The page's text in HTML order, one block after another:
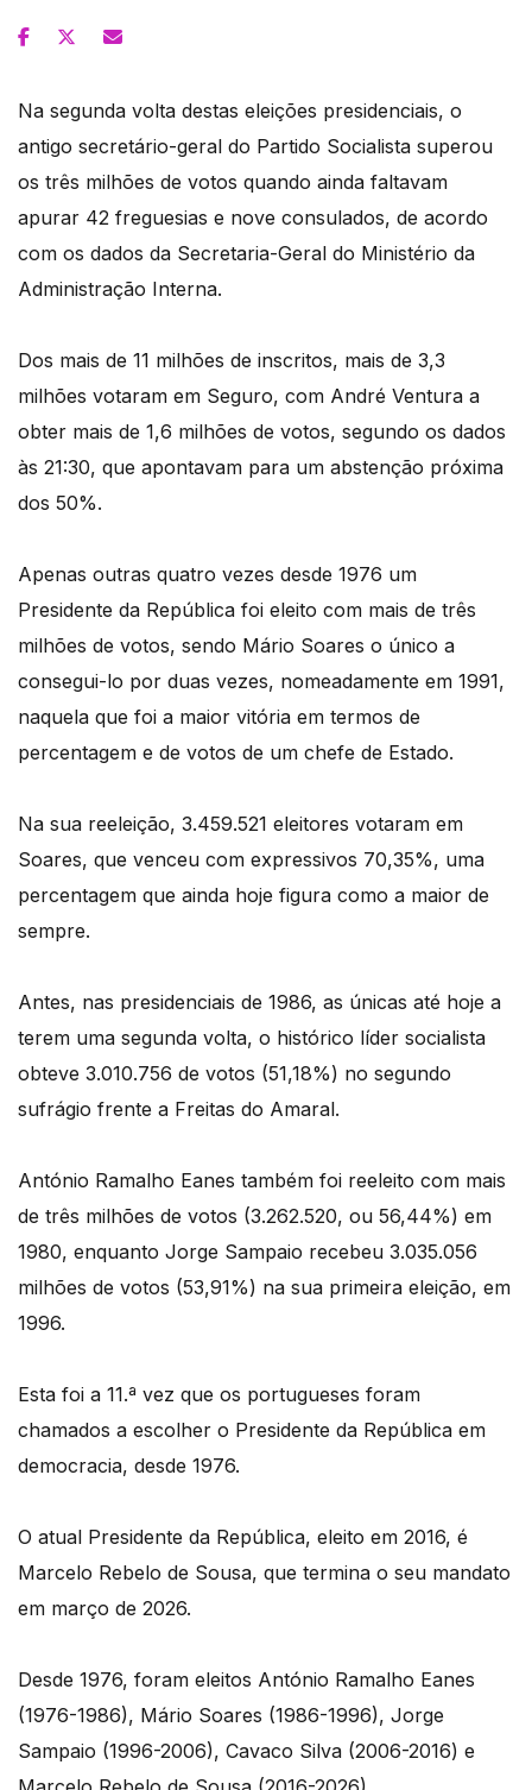
Na segunda volta destas eleições presidenciais, o
antigo secretário-geral do Partido Socialista superou
os três milhões de votos quando ainda faltavam
apurar 42 freguesias e nove consulados, de acordo
com os dados da Secretaria-Geral do Ministério da
Administração Interna.
Dos mais de 11 milhões de inscritos, mais de 3,3
milhões votaram em Seguro, com André Ventura a
obter mais de 1,6 milhões de votos, segundo os dados
às 21:30, que apontavam para um abstenção próxima
dos 50%.
Apenas outras quatro vezes desde 1976 um
Presidente da República foi eleito com mais de três
milhões de votos, sendo Mário Soares o único a
consegui-lo por duas vezes, nomeadamente em 1991,
naquela que foi a maior vitória em termos de
percentagem e de votos de um chefe de Estado.
Na sua reeleição, 3.459.521 eleitores votaram em
Soares, que venceu com expressivos 70,35%, uma
percentagem que ainda hoje figura como a maior de
sempre.
Antes, nas presidenciais de 1986, as únicas até hoje a
terem uma segunda volta, o histórico líder socialista
obteve 3.010.756 de votos (51,18%) no segundo
sufrágio frente a Freitas do Amaral.
António Ramalho Eanes também foi reeleito com mais
de três milhões de votos (3.262.520, ou 56,44%) em
1980, enquanto Jorge Sampaio recebeu 3.035.056
milhões de votos (53,91%) na sua primeira eleição, em
1996.
Esta foi a 11.ª vez que os portugueses foram
chamados a escolher o Presidente da República em
democracia, desde 1976.
O atual Presidente da República, eleito em 2016, é
Marcelo Rebelo de Sousa, que termina o seu mandato
em março de 2026.
Desde 1976, foram eleitos António Ramalho Eanes
(1976-1986), Mário Soares (1986-1996), Jorge
Sampaio (1996-2006), Cavaco Silva (2006-2016) e